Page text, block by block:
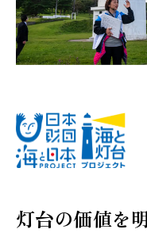
灯台の価値を